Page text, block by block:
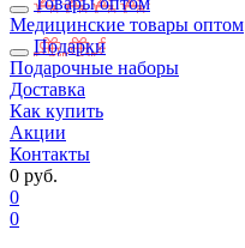
Медицинские товары оптом
Подарки
Подарочные наборы
Доставка
Как купить
Акции
Контакты
0 руб.
0
0